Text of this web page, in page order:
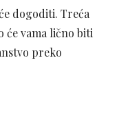
dogoditi. Treća
će vama lično biti
preko